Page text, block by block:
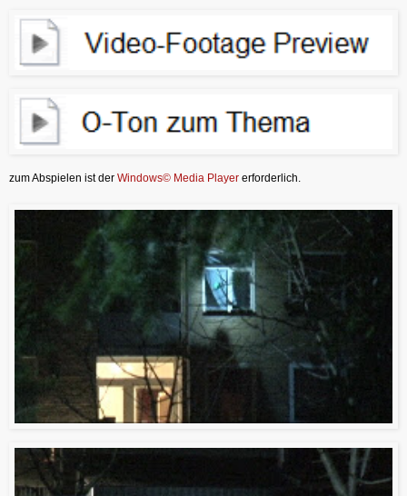
zum Abspielen ist der Windows© Media Player erforderlich.